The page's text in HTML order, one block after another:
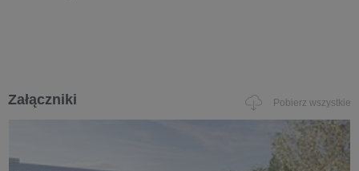
Załączniki Pobierz wszystkie